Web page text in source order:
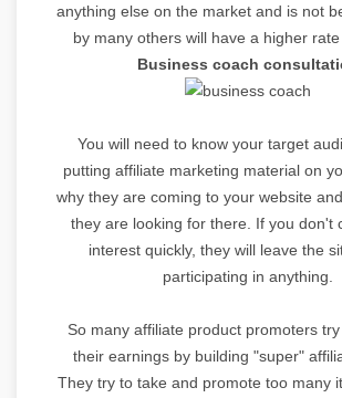
anything else on the market and is not
by many others will have a higher rate
Business coach
You will need to know your target
putting affiliate marketing material on
why they are coming to your website
they are looking for there. If you don't
interest quickly, they will leave the
participating in anything.
So many affiliate product promoters
their earnings by building "super"
They try to take and promote too many